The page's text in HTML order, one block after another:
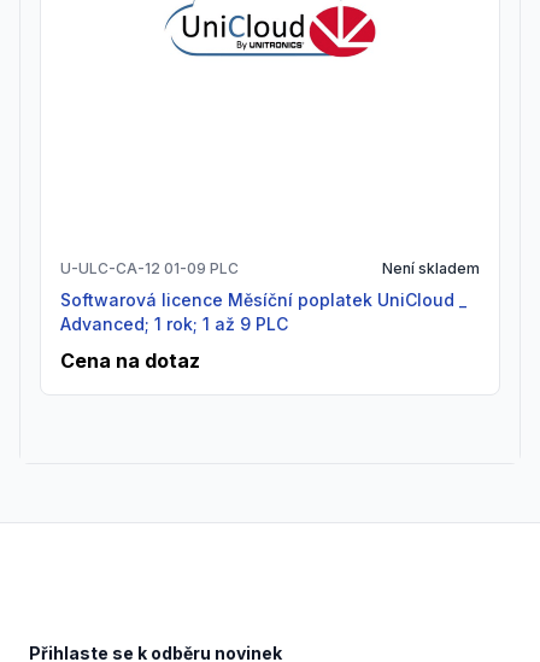
U-ULC-CA-12 01-09 PLC Není skladem
Softwarová licence Měsíční poplatek UniCloud _
Advanced; 1 rok; 1 až 9 PLC
Cena na dotaz
Přihlaste se k odběru novinek